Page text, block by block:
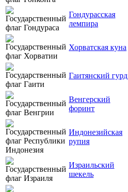
Гондурасская
лемпира
Хорватская куна
Гаитянский гурд
Венгерский
форинт
Индонезийская
рупия
Израильский
шекель